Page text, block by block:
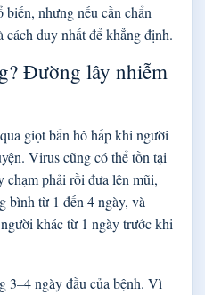
nhưng nếu cần chẩn
duy nhất để khẳng định.
Đường lây nhiễm
giọt bắn hô hấp khi người
Virus cũng có thể tồn tại
chạm phải rồi đưa lên mũi,
bình từ 1 đến 4 ngày, và
khác từ 1 ngày trước khi
3–4 ngày đầu của bệnh. Vì